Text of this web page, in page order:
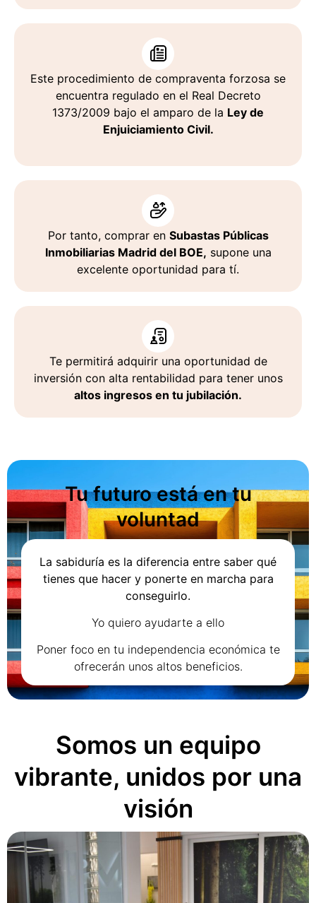
Este procedimiento de compraventa forzosa se
encuentra regulado en el Real Decreto
1373/2009 bajo el amparo de la Ley de
Enjuiciamiento Civil.
Por tanto, comprar en Subastas Públicas
Inmobiliarias Madrid del BOE, supone una
excelente oportunidad para tí.
Te permitirá adquirir una oportunidad de
inversión con alta rentabilidad para tener unos
altos ingresos en tu jubilación.
Tu futuro está en tu
voluntad
La sabiduría es la diferencia entre saber qué
tienes que hacer y ponerte en marcha para
conseguirlo.
Yo quiero ayudarte a ello
Poner foco en tu independencia económica te
ofrecerán unos altos beneficios.
Somos un equipo
vibrante, unidos por una
visión